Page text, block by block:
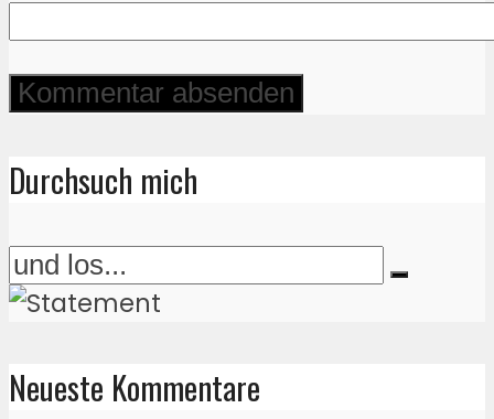
Durchsuch mich
Neueste Kommentare